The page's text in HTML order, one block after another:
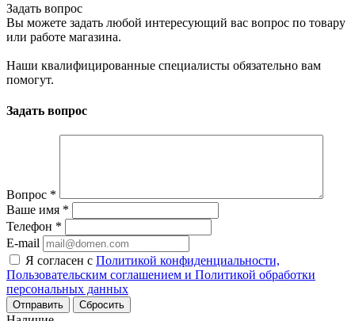
Задать вопрос
Вы можете задать любой интересующий вас вопрос по товару
или работе магазина.
Наши квалифицированные специалисты обязательно вам
помогут.
Задать вопрос
Вопрос *
Ваше имя *
Телефон *
E-mail
Я согласен с Политикой конфиденциальности,
Пользовательским соглашением и Политикой обработки
персональных данных
Сбросить